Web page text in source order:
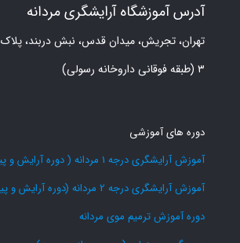
آدرس آموزشگاه آرایشگری مردانه
تهران، تجریش، میدان قدس، نبش دربند، پلاک ۳، طبقه
۳ (طبقه فوقانی داروخانه رسولی)
دوره های آموزشی
آموزش آرایشگری درجه 1 مردانه ( دوره آرایش و پیرایش پیشرفته)
آموزش آرایشگری درجه 2 مردانه (دوره آرایش و پیرایش مبتدی)
دوره آموزش ترمیم موی مردانه